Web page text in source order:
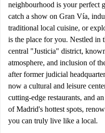
neighbourhood is your perfect
catch a show on Gran Vía,
traditional local cuisine, or
is the place for you. Nestled in
central "Justicia" district,
atmosphere, and inclusion of
after former judicial
now a cultural and leisure
cutting-edge restaurants, and
of Madrid's hottest spots,
you can truly live like a local.